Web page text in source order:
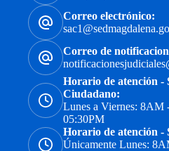
Correo electrónico:
Correo de
Horario de atención -
Ciudadano:
Lunes a Viernes:
05:30PM
Horario de atención -
Únicamente Lunes: